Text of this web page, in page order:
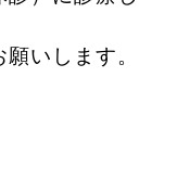
いします。